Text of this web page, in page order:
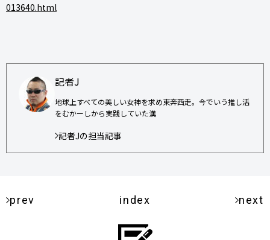
013640.html
記者J
地球上すべての美しい女神を求め東奔西走。今でいう推し活
をむかーしから実践していた漢
記者Jの担当記事
prev index next